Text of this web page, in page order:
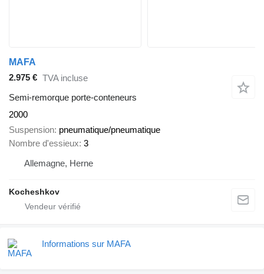
MAFA
2.975 € TVA incluse
Semi-remorque porte-conteneurs
2000
Suspension pneumatique/pneumatique
Nombre d'essieux 3
Allemagne, Herne
Kocheshkov
Informations sur MAFA